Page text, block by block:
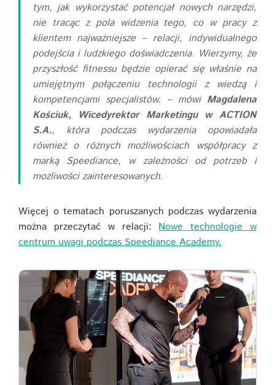
tym, jak wykorzystać potencjał nowych narzędzi,
nie tracąc z pola widzenia tego, co w pracy z
klientem najważniejsze – relacji, indywidualnego
podejścia i ludzkiego doświadczenia. Wierzymy, że
przyszłość fitnessu będzie opierać się właśnie na
umiejętnym połączeniu technologii z wiedzą i
kompetencjami specjalistów. – mówi Magdalena
Kościuk, Wicedyrektor Marketingu w ACTION
S.A., która podczas wydarzenia opowiadała
również o różnych możliwościach współpracy z
marką Speediance, w zależności od potrzeb i
możliwości zainteresowanych.
Więcej o tematach poruszanych podczas wydarzenia
można przeczytać w relacji:Nowe technologie w
centrum uwagi podczas Speediance Academy.